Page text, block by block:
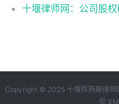
十堰律师网：公司股
Copyright © 2025 十堰陈燕卿律师
号